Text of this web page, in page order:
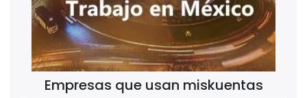
Empresas que usan miskuentas